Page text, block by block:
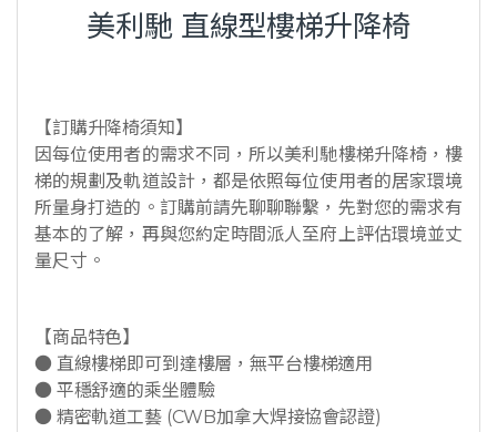
美利馳 直線型樓梯升降椅
【訂購升降椅須知】
因每位使用者的需求不同，所以美利馳樓梯升降椅，樓
梯的規劃及軌道設計，都是依照每位使用者的居家環境
所量身打造的。訂購前請先聊聊聯繫，先對您的需求有
基本的了解，再與您約定時間派人至府上評估環境並丈
量尺寸。
【商品特色】
● 直線樓梯即可到達樓層，無平台樓梯適用
● 平穩舒適的乘坐體驗
● 精密軌道工藝 (CWB加拿大焊接協會認證)